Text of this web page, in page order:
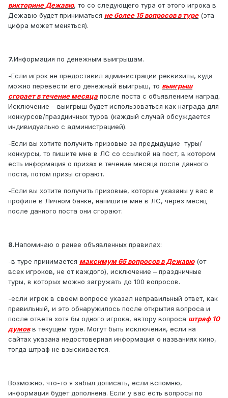
викторине Дежавю, то со следующего тура от этого игрока в
Дежавю будет приниматься не более 15 вопросов в туре(эта
цифра может меняться).
7.Информация по денежным выигрышам.
-Если игрок не предоставил администрации реквизиты, куда
можно перевести его денежный выигрыш, то выигрыш
сгорает в течение месяца после поста с объявлением наград.
Исключение – выигрыш будет использоваться как награда для
конкурсов/праздничных туров (каждый случай обсуждается
индивидуально с администрацией).
-Если вы хотите получить призовые за предыдущие туры/
конкурсы, то пишите мне в ЛС со ссылкой на пост, в котором
есть информация о призах в течение месяца после данного
поста, потом призы сгорают.
-Если вы хотите получить призовые, которые указаны у вас в
профиле в Личном банке, напишите мне в ЛС, через месяц
после данного поста они сгорают.
8.Напоминаю о ранее объявленных правилах:
-в туре принимается максимум 65 вопросов в Дежавю(от
всех игроков, не от каждого), исключение – праздничные
туры, в которых можно загружать до 100 вопросов.
-если игрок в своем вопросе указал неправильный ответ, как
правильный, и это обнаружилось после открытия вопроса и
после ответа хотя бы одного игрока, автору вопроса штраф 10
думовв текущем туре. Могут быть исключения, если на
сайтах указана недостоверная информация о названиях кино,
тогда штраф не взыскивается.
Возможно, что-то я забыл дописать, если вспомню,
информация будет дополнена. Если у вас есть вопросы по